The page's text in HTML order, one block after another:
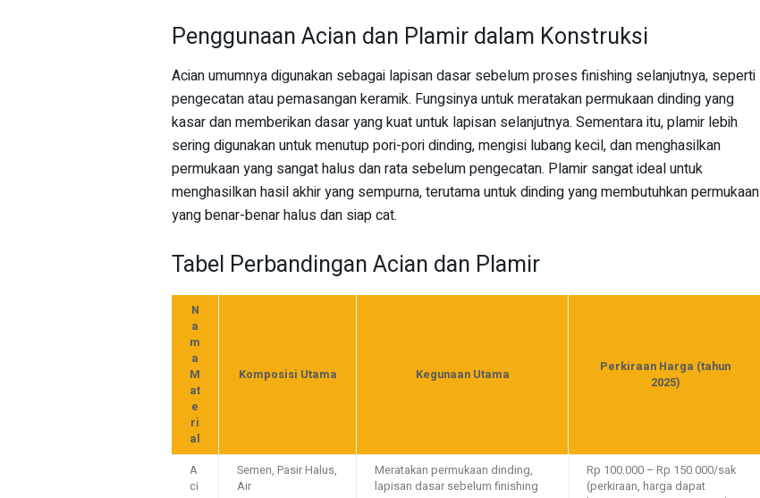
Penggunaan Acian dan Plamir dalam Konstruksi
Acian umumnya digunakan sebagai lapisan dasar sebelum proses finishing selanjutnya, seperti
pengecatan atau pemasangan keramik. Fungsinya untuk meratakan permukaan dinding yang
kasar dan memberikan dasar yang kuat untuk lapisan selanjutnya. Sementara itu, plamir lebih
sering digunakan untuk menutup pori-pori dinding, mengisi lubang kecil, dan menghasilkan
permukaan yang sangat halus dan rata sebelum pengecatan. Plamir sangat ideal untuk
menghasilkan hasil akhir yang sempurna, terutama untuk dinding yang membutuhkan permukaan
yang benar-benar halus dan siap cat.
Tabel Perbandingan Acian dan Plamir
N
a
m
a
M
at
e
ri
al
Komposisi Utama Kegunaan Utama
Perkiraan Harga (tahun
2025)
A
ci
Semen, Pasir Halus,
Air
Meratakan permukaan dinding,
lapisan dasar sebelum finishing
Rp 100.000 – Rp 150.000/sak
(perkiraan, harga dapat